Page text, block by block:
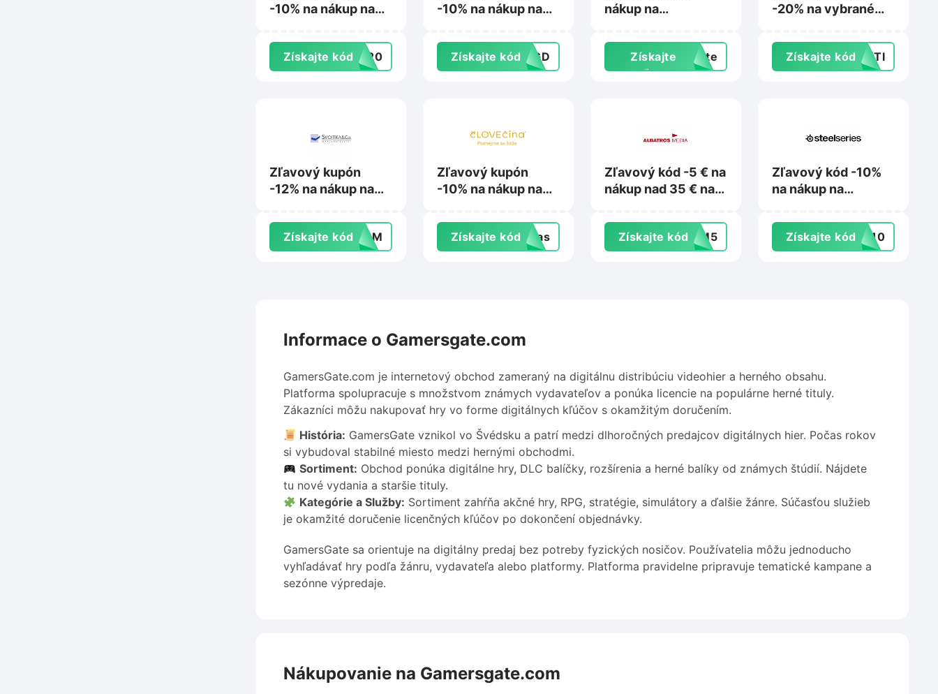
-10% na nákup na
Získajte kódRA20
-10% na nákup na
Získajte kód GGD
nákup na
Získajte
zľavu
exte
-20% na vybrané
Martinus.sk
Získajte kódDETI
Zľavový kupón
-12% na nákup na
Získajte kódZNPM
Zľavový kupón
-10% na nákup na
Získajte kódypas
Zľavový kód -5 € na
nákup nad 35 € na
Získajte kódMM5
Zľavový kód -10%
na nákup na
Získajte kódRA10
Informace o Gamersgate.com
GamersGate.com je internetový obchod zameraný na digitálnu distribúciu videohier a herného obsahu.
Platforma spolupracuje s množstvom známych vydavateľov a ponúka licencie na populárne herné tituly.
Zákazníci môžu nakupovať hry vo forme digitálnych kľúčov s okamžitým doručením.
História: GamersGate vznikol vo Švédsku a patrí medzi dlhoročných predajcov digitálnych hier. Počas rokov
si vybudoval stabilné miesto medzi hernými obchodmi.
Sortiment: Obchod ponúka digitálne hry, DLC balíčky, rozšírenia a herné balíky od známych štúdií. Nájdete
tu nové vydania a staršie tituly.
Kategórie a Služby: Sortiment zahŕňa akčné hry, RPG, stratégie, simulátory a ďalšie žánre. Súčasťou služieb
je okamžité doručenie licenčných kľúčov po dokončení objednávky.
GamersGate sa orientuje na digitálny predaj bez potreby fyzických nosičov. Používatelia môžu jednoducho
vyhľadávať hry podľa žánru, vydavateľa alebo platformy. Platforma pravidelne pripravuje tematické kampane a
sezónne výpredaje.
Nákupovanie na Gamersgate.com